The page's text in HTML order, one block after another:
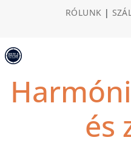
tartalomhoz
RÓLUNK |
és